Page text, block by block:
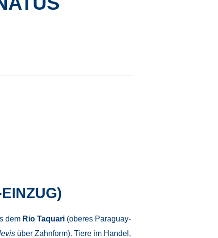
dem Rio Taquari(oberes Paraguay-
über Zahnform). Tiere im Handel,